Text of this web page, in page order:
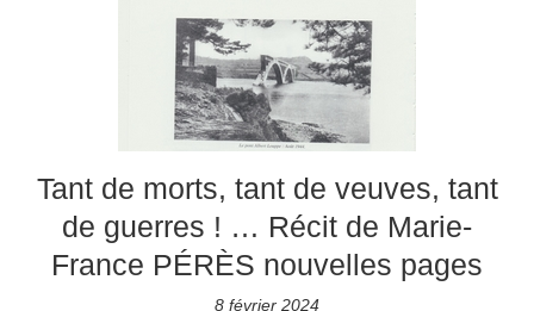
Tant de morts, tant de veuves, tant
de guerres ! … Récit de Marie-
France PÉRÈS nouvelles pages
8 février 2024